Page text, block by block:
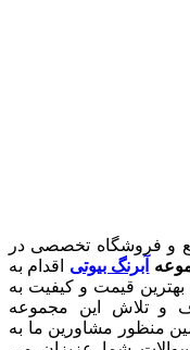
و فروشگاه تخصصی در
آبرنگ بیوتی اقدام به
قیمت و کیفیت به
و تلاش این مجموعه
منظور مشاورین ما به